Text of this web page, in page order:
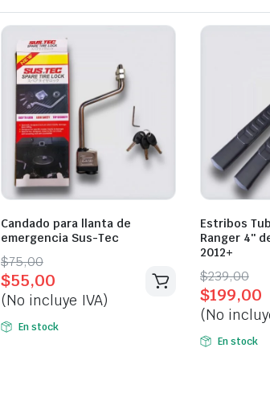
Candado para llanta de
emergencia Sus-Tec
$75,00
Original
price
was:
$75,00.
$55,00
Current
price
is:
$55,00.
(No incluye IVA)
En stock
Estribos
Ranger 4″
2012+
$239,00
Original
price
was:
$239,00.
$199,00
Current
price
is:
$199,00.
(No
En stock